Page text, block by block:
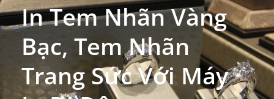
Liên hệ Khuê Tú
sales@khuetu.vn
0868 50 50 55
In Tem Nhãn Vàng
Bạc, Tem Nhãn
Trang Sức Với Máy